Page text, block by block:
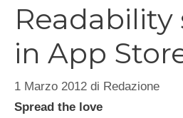
Readability
in App
1 Marzo 2012 di Redazione
Spread the love